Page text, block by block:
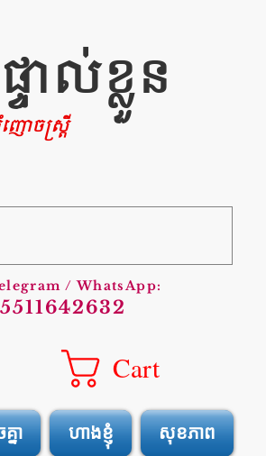
ល់ខ្លួន
ោចស្រ្តី
/ WhatsApp:
Cart
ា ហាងខ្ញុំ សុខភាព